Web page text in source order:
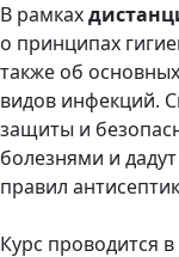
В рамках
о принципах
также об
видов инфекций.
защиты и
болезнями и
правил
Курс проводится